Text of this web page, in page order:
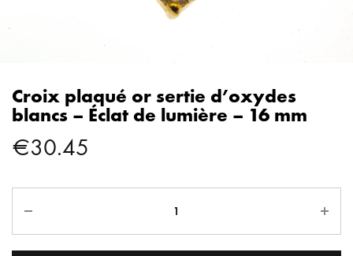
Croix plaqué or sertie d’oxydes
blancs – Éclat de lumière – 16 mm
€30.45